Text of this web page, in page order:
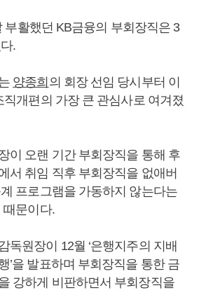
부활했던 KB금융의 부회장직은 3
.
양종희 의 회장 선임 당시부터 이
직개편의 가장 큰 관심사로 여겨졌
이 오랜 기간 부회장직을 통해 후
서 취임 직후 부회장직을 없애버
프로그램을 가동하지 않는다는
때문이다.
독원장이 12월 ‘은행지주의 지배
’을 발표하며 부회장직을 통한 금
강하게 비판하면서 부회장직을